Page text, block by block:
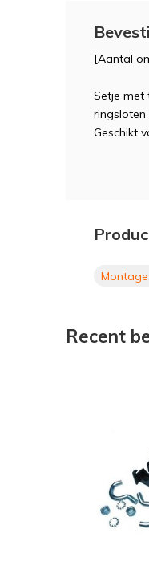
[Aantal
Setje met
ringsloten
Geschikt
Recent